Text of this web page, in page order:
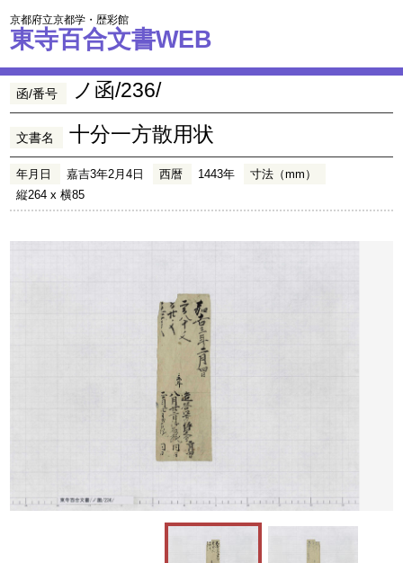
京都府立京都学・歴彩館
東寺百合文書WEB
函/番号 ノ函/236/
文書名 十分一方散用状
年月日 嘉吉3年2月4日 西暦 1443年
寸法（mm）
縦264 x 横85